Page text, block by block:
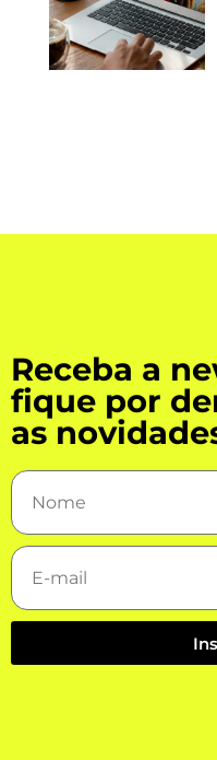
Receba a
fique por
as